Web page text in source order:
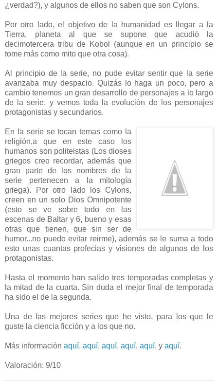
¿verdad?), y algunos de ellos no saben que son Cylons.
Por otro lado, el objetivo de la humanidad es llegar a la
Tierra, planeta al que se supone que acudió la
decimotercera tribu de Kobol (aunque en un principio se
tome más como mito que otra cosa).
Al principio de la serie, no pude evitar sentir que la serie
avanzaba muy despacio. Quizás lo haga un poco, pero a
cambio tenemos un gran desarrollo de personajes a lo largo
de la serie, y vemos toda la evolución de los personajes
protagonistas y secundarios.
En la serie se tocan temas como la
religión,a que en este caso los
humanos son politeistas (Los dioses
griegos creo recordar, además que
gran parte de los nombres de la
serie pertenecen a la mitología
griega). Por otro lado los Cylons,
creen en un solo Dios Omnipotente
(esto se ve sobre todo en las
escenas de Baltar y 6, bueno y esas
otras que tienen, que sin ser de
humor...no puedo evitar reirme), además se le suma a todo
esto unas cuantas profecias y visiones de algunos de los
protagonistas.
Hasta el momento han salido tres temporadas completas y
la mitad de la cuarta. Sin duda el mejor final de temporada
ha sido el de la segunda.
Una de las mejores series que he visto, para los que le
guste la ciencia ficción y a los que no.
Más información aquí, aquí, aquí, aquí, aquí, y aquí.
Valoración: 9/10